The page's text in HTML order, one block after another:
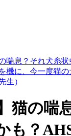
喘息？それ犬糸
機に、今一度猫
生）
猫の喘
も？